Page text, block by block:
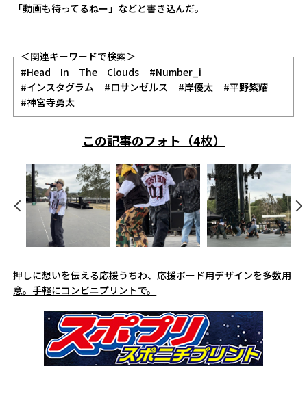
「動画も待ってるねー」などと書き込んだ。
＜関連キーワードで検索＞
#Head In The Clouds
#Number_i
#インスタグラム
#ロサンゼルス #岸優太
#平野紫耀
#神宮寺勇太
この記事のフォト（4枚）
押しに想いを伝える応援うちわ、応援ボード用デザインを多数用
意。手軽にコンビニプリントで。